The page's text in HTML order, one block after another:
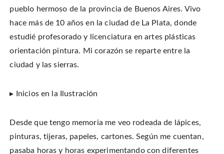
pueblo hermoso de la provincia de Buenos Aires. Vivo
hace más de 10 años en la ciudad de La Plata, donde
estudié profesorado y licenciatura en artes plásticas
orientación pintura. Mi corazón se reparte entre la
ciudad y las sierras.
▸ Inicios en la Ilustración
Desde que tengo memoria me veo rodeada de lápices,
pinturas, tijeras, papeles, cartones. Según me cuentan,
pasaba horas y horas experimentando con diferentes